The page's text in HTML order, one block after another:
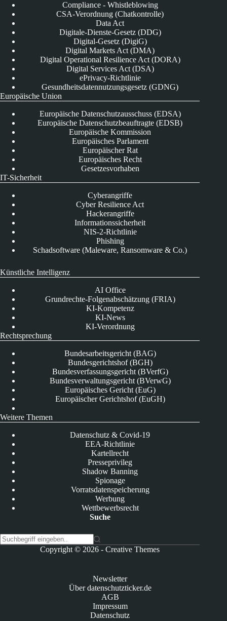
Compliance - Whistleblowing
CSA-Verordnung (Chatkontrolle)
Data Act
Digitale-Dienste-Gesetz (DDG)
Digital-Gesetz (DigiG)
Digital Markets Act (DMA)
Digital Operational Resilience Act (DORA)
Digital Services Act (DSA)
ePrivacy-Richtlinie
Gesundheitsdatennutzungsgesetz (GDNG)
Europäische Union
Europäische Datenschutzausschuss (EDSA)
Europäische Datenschutzbeauftragte (EDSB)
Europäische Kommission
Europäisches Parlament
Europäischer Rat
Europäisches Recht
Gesetzesvorhaben
IT-Sicherheit
Cyberangriffe
Cyber Resilience Act
Hackerangriffe
Informationssicherheit
NIS-2-Richtlinie
Phishing
Schadsoftware (Maleware, Ransomware & Co.)
Künstliche Intelligenz
AI Office
Grundrechte-Folgenabschätzung (FRIA)
KI-Kompetenz
KI-News
KI-Verordnung
Rechtsprechung
Bundesarbeitsgericht (BAG)
Bundesgerichtshof (BGH)
Bundesverfassungsgericht (BVerfG)
Bundesverwaltungsgericht (BVerwG)
Europäisches Gericht (EuG)
Europäischer Gerichtshof (EuGH)
Weitere Themen
Datenschutz & Covid-19
EEA-Richtlinie
Kartellrecht
Presseprivileg
Shadow Banning
Spionage
Vorratsdatenspeicherung
Werbung
Wettbewerbsrecht
Suche
Copyright © 2026 -Creative Themes
Newsletter
Über datenschutzticker.de
AGB
Impressum
Datenschutz